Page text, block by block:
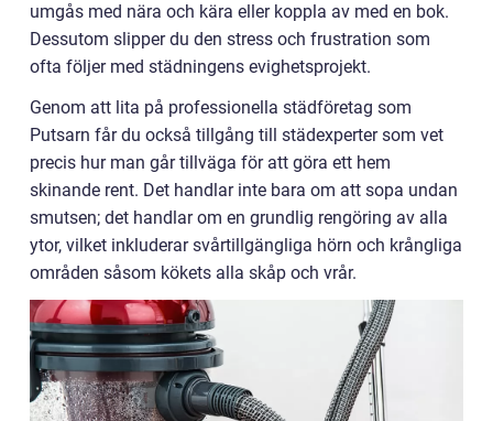
umgås med nära och kära eller koppla av med en bok.
Dessutom slipper du den stress och frustration som
ofta följer med städningens evighetsprojekt.
Genom att lita på professionella städföretag som
Putsarn får du också tillgång till städexperter som vet
precis hur man går tillväga för att göra ett hem
skinande rent. Det handlar inte bara om att sopa undan
smutsen; det handlar om en grundlig rengöring av alla
ytor, vilket inkluderar svårtillgängliga hörn och krångliga
områden såsom kökets alla skåp och vrår.